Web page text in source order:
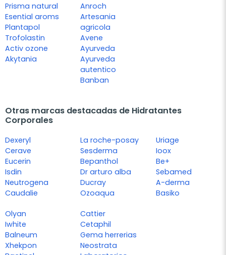
Prisma natural
Esential aroms
Plantapol
Trofolastin
Activ ozone
Akytania
Anroch
Artesania
agricola
Avene
Ayurveda
Ayurveda
autentico
Banban
Otras marcas destacadas de Hidratantes
Corporales
Dexeryl
Cerave
Eucerin
Isdin
Neutrogena
Caudalie
La roche-posay
Sesderma
Bepanthol
Dr arturo alba
Ducray
Ozoaqua
Uriage
Ioox
Be+
Sebamed
A-derma
Basiko
Olyan
Iwhite
Balneum
Xhekpon
Cattier
Cetaphil
Gema herrerias
Neostrata